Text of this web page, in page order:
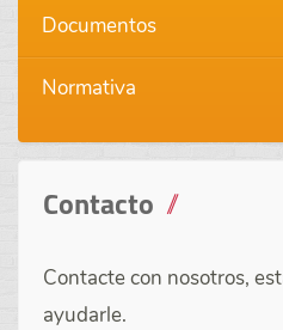
Documentos
Normativa
Contacto
Contacte con nosotros,
ayudarle.